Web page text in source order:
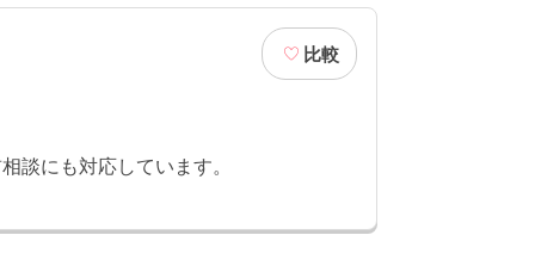
比較
談にも対応しています。